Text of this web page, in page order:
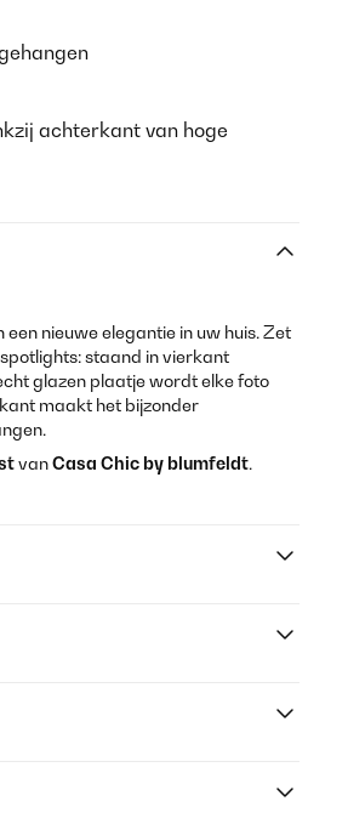
achterkant van hoge
een nieuwe elegantie in uw huis. Zet
staand in vierkant
glazen plaatje wordt elke foto
maakt het bijzonder
vanCasa Chic by blumfeldt.